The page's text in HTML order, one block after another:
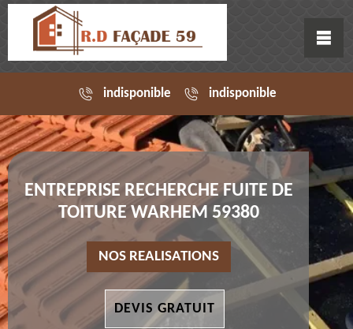
indisponible indisponible
ENTREPRISE RECHERCHE FUITE DE
TOITURE WARHEM 59380
NOS REALISATIONS
DEVIS GRATUIT